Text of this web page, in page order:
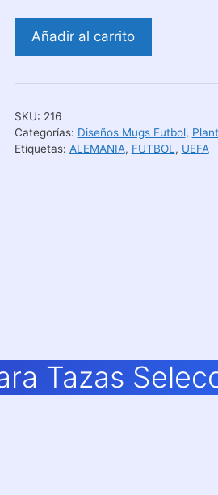
Sublimación
Tazas
de
Alemania
Añadir al carrito
SKU: 216
Categorías: Diseños Mugs Futbol,
Etiquetas: ALEMANIA, FUTBOL , UEFA
Tazas